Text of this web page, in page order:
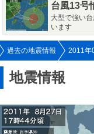
台風13号
大型で強い
います
過去の地震情報 2011年
地震情報